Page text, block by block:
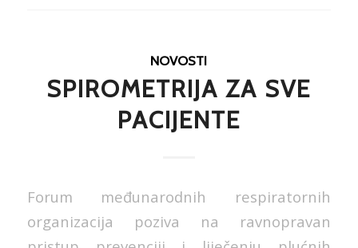
NOVOSTI
SPIROMETRIJA ZA SVE
PACIJENTE
Forum međunarodnih respiratornih
organizacija poziva na ravnopravan